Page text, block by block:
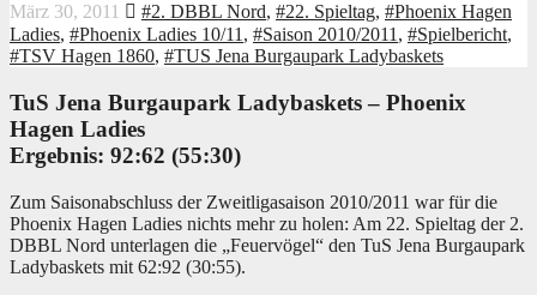
März 30, 2011 #2. DBBL Nord, #22. Spieltag, #Phoenix Hagen
Ladies, #Phoenix Ladies 10/11, #Saison 2010/2011, #Spielbericht,
#TSV Hagen 1860, #TUS Jena Burgaupark Ladybaskets
TuS Jena Burgaupark Ladybaskets – Phoenix
Hagen Ladies
Ergebnis: 92:62 (55:30)
Zum Saisonabschluss der Zweitligasaison 2010/2011 war für die
Phoenix Hagen Ladies nichts mehr zu holen: Am 22. Spieltag der 2.
DBBL Nord unterlagen die „Feuervögel“ den TuS Jena Burgaupark
Ladybaskets mit 62:92 (30:55).